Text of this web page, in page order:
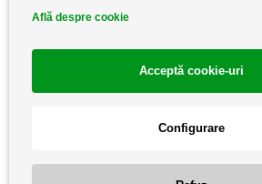
Află despre cookie
Acceptă cookie-uri
Configurare